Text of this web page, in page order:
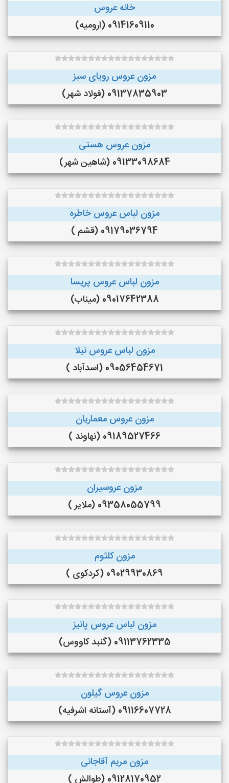
خانه عروس
09141609110 (ارومیه)
مزون عروس رویای سبز
09137835903 (فولاد شهر)
مزون عروس هستی
09133098684 (شاهین شهر)
مزون لباس عروس خاطره
09179036794 (قشم )
مزون لباس عروس پریسا
09017642388 (میناب)
مزون لباس عروس نیلا
09056454671 (اسدآباد )
مزون عروس معماریان
09189527466 (نهاوند )
مزون عروسیران
09358055799 (ملایر )
مزون کلثوم
09029930869 (کردکوی )
مزون لباس عروس پانیز
09113762335 (گنبد کاووس)
مزون عروس گیلون
09116607728 (آستانه اشرفیه)
مزون مریم آقاجانی
09128170952 (طوالش )